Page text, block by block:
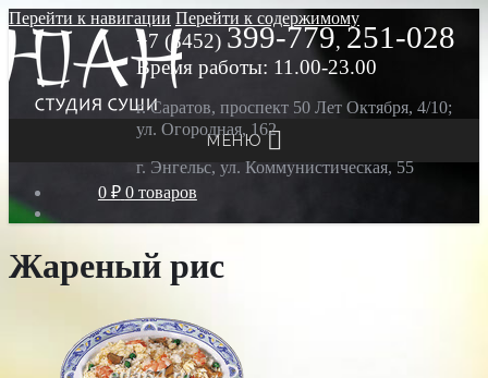
Перейти к навигации Перейти к содержимому
МЕНЮ
0 ₽ 0 товаров
+7 (8452) 399-779, 251-028
Время работы: 11.00-23.00
г. Саратов, проспект 50 Лет Октября, 4/10;
ул. Огородная, 162
г. Энгельс, ул. Коммунистическая, 55
Жареный рис